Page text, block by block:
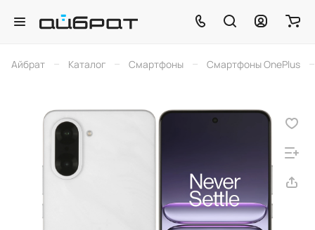
Айбрат – Каталог – Смартфоны – Смартфоны OnePlus –